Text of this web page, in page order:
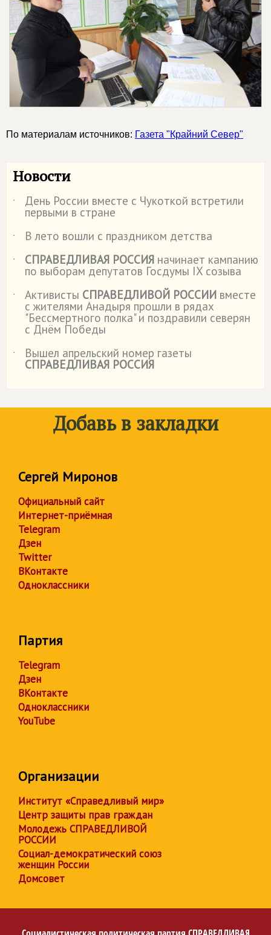
По материалам источников: Газета "Крайний Север"
Новости
˙ День России вместе с Чукоткой встретили
первыми в стране
˙
В лето вошли с праздником детства
˙
СПРАВЕДЛИВАЯ РОССИЯ начинает кампанию
по выборам депутатов Госдумы IX созыва
˙
Активисты СПРАВЕДЛИВОЙ РОССИИ вместе
с жителями Анадыря прошли в рядах
"Бессмертного полка" и поздравили северян
с Днём Победы
˙
Вышел апрельский номер газеты
СПРАВЕДЛИВАЯ РОССИЯ
Добавь в закладки
Сергей Миронов
Официальный сайт
Интернет-приёмная
Telegram
Дзен
Twitter
ВКонтакте
Одноклассники
Партия
Telegram
Дзен
ВКонтакте
Одноклассники
YouTube
Организации
Институт «Справедливый мир»
Центр защиты прав граждан
Молодежь СПРАВЕДЛИВОЙ
РОССИИ
Социал-демократический союз
женщин России
Домсовет